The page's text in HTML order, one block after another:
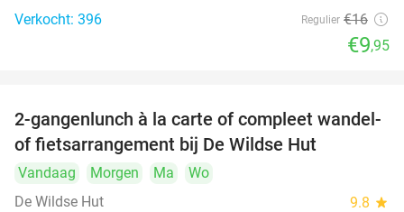
Verkocht: 396 Regulier €16
€9,95
34%
2-gangenlunch à la carte of compleet wandel-
of fietsarrangement bij De Wildse Hut
Vandaag Morgen Ma
Wo
De Wildse Hut
9.8 star